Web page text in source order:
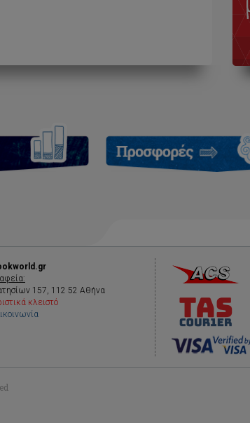
157, 112 52 Αθήνα
κλειστό